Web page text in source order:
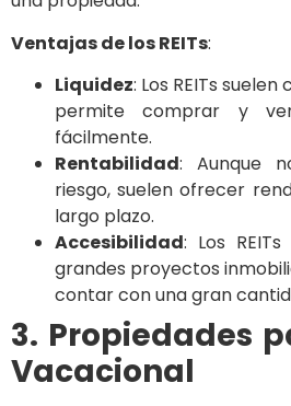
Ventajas de los REITs:
Liquidez: Los REITs
permite comprar y
fácilmente.
Rentabilidad: Aunque
riesgo, suelen ofrecer
largo plazo.
Accesibilidad: Los
grandes proyectos
contar con una gran
3. Propiedades
Vacacional